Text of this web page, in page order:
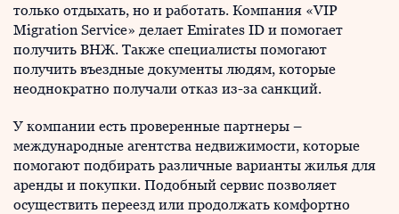
только отдыхать, но и работать. Компания «VIP
Migration Service» делает Emirates ID и помогает
получить ВНЖ. Также специалисты помогают
получить въездные документы людям, которые
неоднократно получали отказ из-за санкций.
У компании есть проверенные партнеры –
международные агентства недвижимости, которые
помогают подбирать различные варианты жилья для
аренды и покупки. Подобный сервис позволяет
осуществить переезд или продолжать комфортно